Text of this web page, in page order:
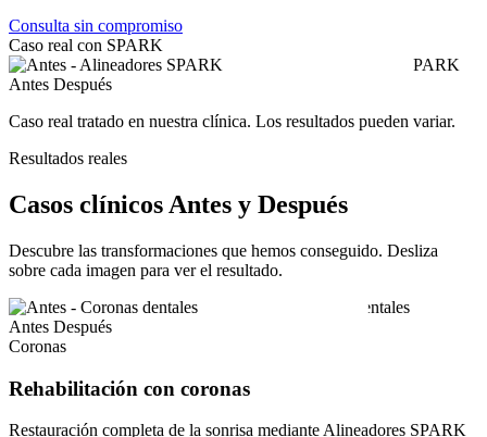
Consulta sin compromiso
Caso real con SPARK
Antes Después
Caso real tratado en nuestra clínica. Los resultados pueden variar.
Resultados reales
Casos clínicos Antes y Después
Descubre las transformaciones que hemos conseguido. Desliza
sobre cada imagen para ver el resultado.
Antes Después
Coronas
Rehabilitación con coronas
Restauración completa de la sonrisa mediante Alineadores SPARK